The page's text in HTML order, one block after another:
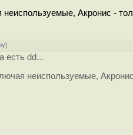
неиспользуемые, Акронис -
]
есть dd...
неиспользуемые,